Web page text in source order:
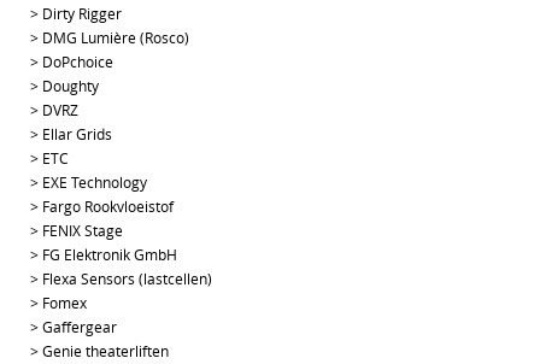
> Dirty Rigger
> DMG Lumière (Rosco)
> DoPchoice
> Doughty
> DVRZ
> Ellar Grids
> ETC
> EXE Technology
> Fargo Rookvloeistof
> FENIX Stage
> FG Elektronik GmbH
> Flexa Sensors (lastcellen)
> Fomex
>Gaffergear
>Genie theaterliften